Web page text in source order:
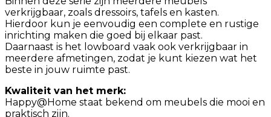
verkrijgbaar, zoals dressoirs, tafels en kasten.
Hierdoor kun je eenvoudig een complete en rustige
inrichting maken die goed bij elkaar past.
Daarnaast is het lowboard vaak ook verkrijgbaar in
meerdere afmetingen, zodat je kunt kiezen wat het
beste in jouw ruimte past.
Kwaliteit van het merk:
Happy@Home staat bekend om meubels die mooi en
praktisch zijn.